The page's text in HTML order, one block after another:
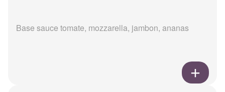
Base sauce tomate, mozzarella, jambon, ananas